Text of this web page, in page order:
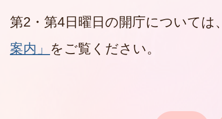
第2・第4日曜日の開庁については
案内」 をご覧ください。